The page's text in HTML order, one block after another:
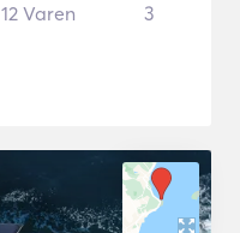
12 Varen 3